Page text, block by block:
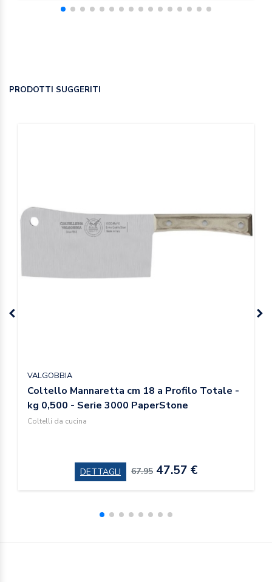
PRODOTTI SUGGERITI
VALGOBBIA
Coltello Mannaretta cm 18 a Profilo Totale -
kg 0,500 - Serie 3000 PaperStone
Coltelli da cucina
DETTAGLI 67.95 47.57 €